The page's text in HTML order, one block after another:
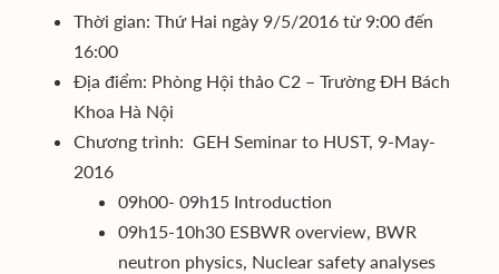
Thời gian: Thứ Hai ngày 9/5/2016 từ 9:00 đến
16:00
Địa điểm: Phòng Hội thảo C2 – Trường ĐH Bách
Khoa Hà Nội
Chương trình: GEH Seminar to HUST, 9-May-
2016
09h00- 09h15 Introduction
09h15-10h30 ESBWR overview, BWR
neutron physics, Nuclear safety analyses